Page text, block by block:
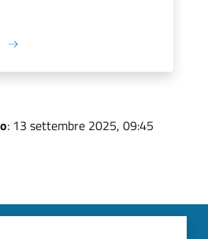
: 13 settembre 2025, 09:45